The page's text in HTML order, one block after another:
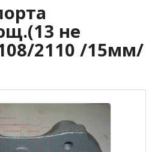
не
2110 /15мм/